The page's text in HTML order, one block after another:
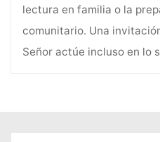
lectura en familia o la
comunitario. Una
Señor actúe incluso en lo